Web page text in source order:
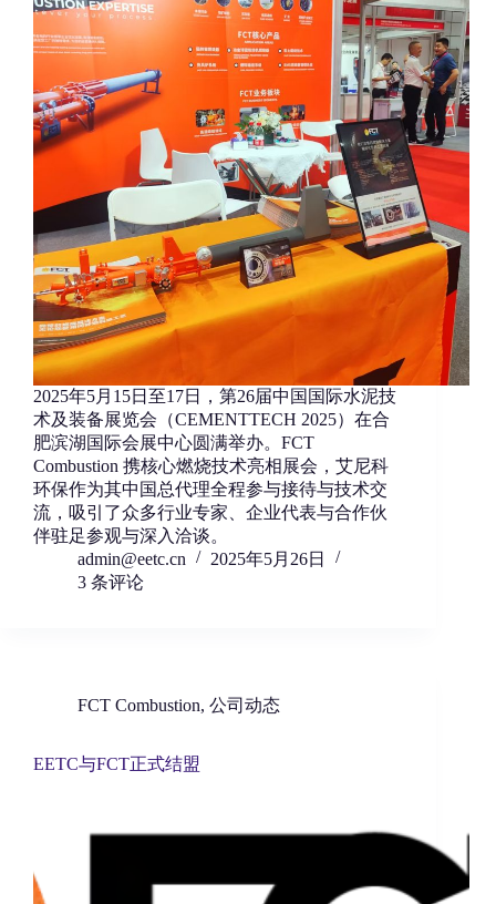
2025年5月15日至17日，第26届中国国际水泥技
术及装备展览会（CEMENTTECH 2025）在合
肥滨湖国际会展中心圆满举办。FCT
Combustion 携核心燃烧技术亮相展会，艾尼科
环保作为其中国总代理全程参与接待与技术交
流，吸引了众多行业专家、企业代表与合作伙
伴驻足参观与深入洽谈。
admin@eetc.cn
2025年5月26日
3 条评论
FCT Combustion, 公司动态
EETC与FCT正式结盟